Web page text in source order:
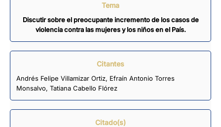
Tema
Discutir sobre el preocupante incremento de los casos de
violencia contra las mujeres y los niños en el País.
Citantes
Andrés Felipe Villamizar Ortiz, Efraín Antonio Torres
Monsalvo, Tatiana Cabello Flórez
Citado(s)